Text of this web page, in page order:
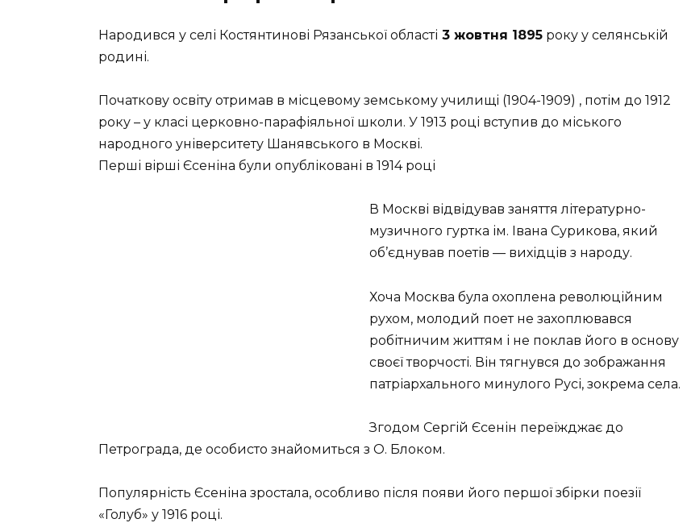
Народився у селі Костянтинові Рязанської області 3 жовтня 1895 року у селянській
родині.
Початкову освіту отримав в місцевому земському училищі (1904-1909) , потім до 1912
року – у класі церковно-парафіяльної школи. У 1913 році вступив до міського
народного університету Шанявського в Москві.
Перші вірші Єсеніна були опубліковані в 1914 році
В Москві відвідував заняття літературно-
музичного гуртка ім. Івана Сурикова, який
об’єднував поетів — вихідців з народу.
Хоча Москва була охоплена революційним
рухом, молодий поет не захоплювався
робітничим життям і не поклав його в основу
своєї творчості. Він тягнувся до зображання
патріархального минулого Русі, зокрема села.
Згодом Сергій Єсенін переїжджає до
Петрограда, де особисто знайомиться з О. Блоком.
Популярність Єсеніна зростала, особливо після появи його першої збірки поезії
«Голуб» у 1916 році.